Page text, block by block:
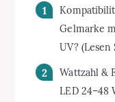
Gelmarke
UV?
Wattzahl &
LED 24–48